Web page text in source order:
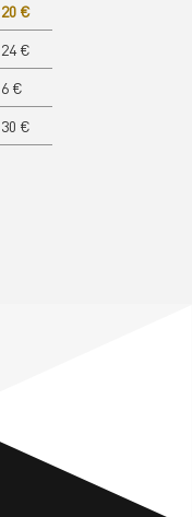
20 €
24 €
6 €
30 €